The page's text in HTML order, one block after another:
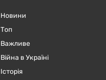
Новини
Топ
Важливе
Війна в Україні
Історія